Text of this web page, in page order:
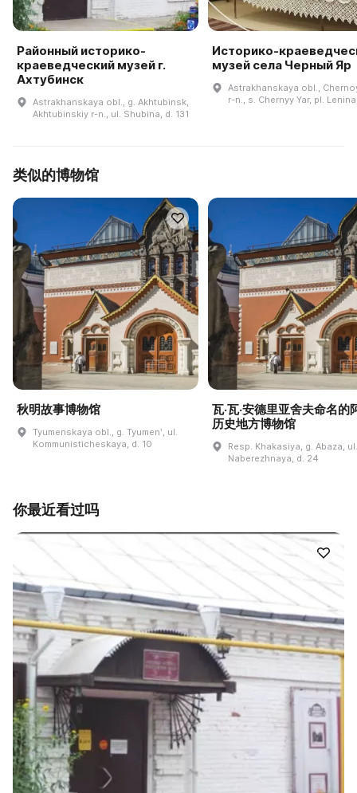
Районный историко-
краеведческий музей г.
Ахтубинск
Astrakhanskaya obl., g. Akhtubinsk,
Akhtubinskiy r-n., ul. Shubina, d. 131
Историко-
музей села Черный Яр
Astrakhanskaya obl.,
r-n., s. Chernyy Yar, pl.
类似的博物馆
秋明故事博物馆
Tyumenskaya obl., g. Tyumenʹ, ul.
Kommunisticheskaya, d. 10
瓦·瓦·安德里亚舍夫命名的
历史地方博物馆
Resp. Khakasiya, g. Abaza, ul.
Naberezhnaya, d. 24
你最近看过吗